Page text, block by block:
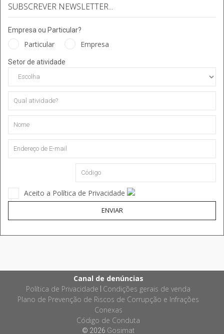
SUBSCREVER NEWSLETTER...
Empresa ou Particular?
Particular Empresa
Setor de atividade
Aceito a Política de Privacidade
ENVIAR
Canal de denúncias
Política de Privacidade Condições gerais de venda
Plano de Prevenção de Riscos de Corrupção e Infrações
Conexas
Código de Conduta
© 2026 Gosimat